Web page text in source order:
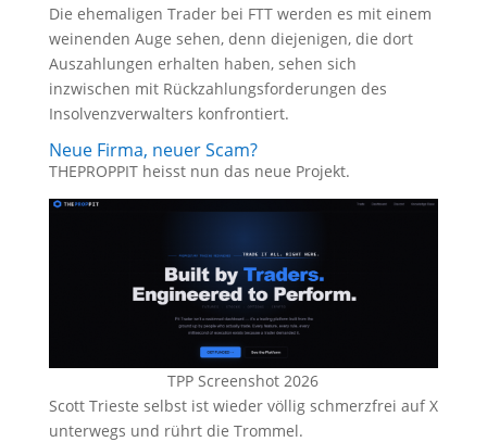
Die ehemaligen Trader bei FTT werden es mit einem
weinenden Auge sehen, denn diejenigen, die dort
Auszahlungen erhalten haben, sehen sich
inzwischen mit Rückzahlungsforderungen des
Insolvenzverwalters konfrontiert.
Neue Firma, neuer Scam?
THEPROPPIT heisst nun das neue Projekt.
TPP Screenshot 2026
Scott Trieste selbst ist wieder völlig schmerzfrei auf X
unterwegs und rührt die Trommel.